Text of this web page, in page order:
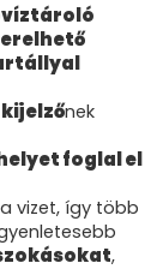
nek
foglal el
vizet, így több
,